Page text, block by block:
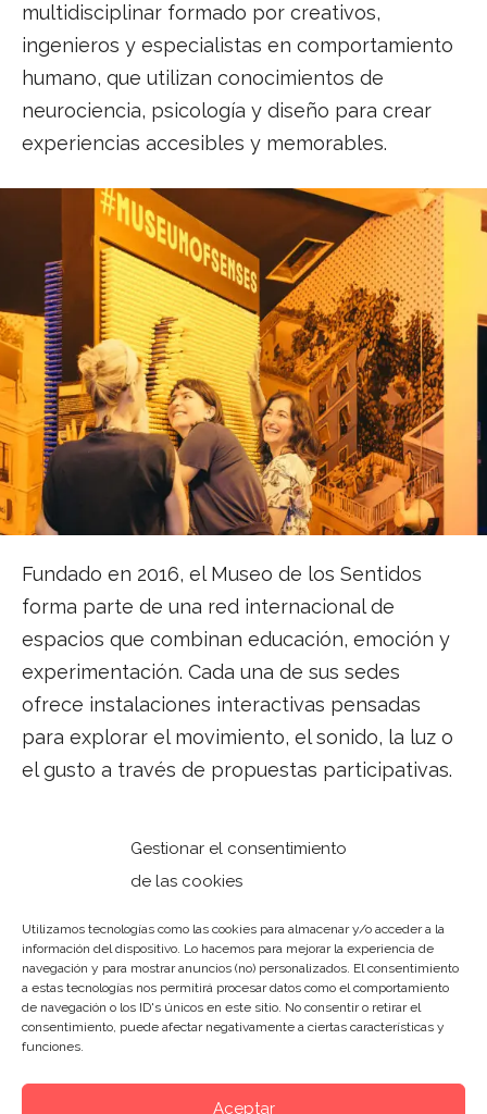
Gestionar el consentimiento
de las cookies
Utilizamos tecnologías como las cookies para almacenar y/o acceder a la
información del dispositivo. Lo hacemos para mejorar la experiencia de
navegación y para mostrar anuncios (no) personalizados. El consentimiento
a estas tecnologías nos permitirá procesar datos como el comportamiento
de navegación o los ID's únicos en este sitio. No consentir o retirar el
consentimiento, puede afectar negativamente a ciertas características y
funciones.
Aceptar
multidisciplinar formado por creativos,
ingenieros y especialistas en comportamiento
humano, que utilizan conocimientos de
neurociencia, psicología y diseño para crear
experiencias accesibles y memorables.
Fundado en 2016, el Museo de los Sentidos
forma parte de una red internacional de
espacios que combinan educación, emoción y
experimentación. Cada una de sus sedes
ofrece instalaciones interactivas pensadas
para explorar el movimiento, el sonido, la luz o
el gusto a través de propuestas participativas.
mediante un lenguaje universal: la curiosidad.
Además, el espacio ofrecerá programas
educativos para colegios, actividades deteam
buildingpara empresas y la posibilidad de
eventos privados.